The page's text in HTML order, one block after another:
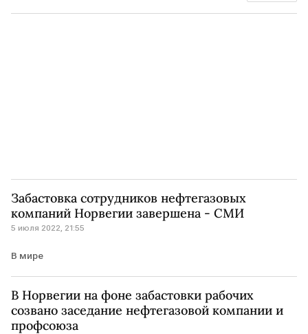
НОРВЕГИЯ
Забастовка сотрудников нефтегазовых
компаний Норвегии завершена - СМИ
5 июля 2022, 21:55
В мире
В Норвегии на фоне забастовки рабочих
созвано заседание нефтегазовой компании и
профсоюза